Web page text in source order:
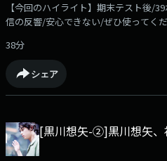
【今回のハイライト】期末テスト後/
信の反響/安心できない/ぜひ使ってく
ー/どれくらいでかい？/ラストのおまけ
radikoアプリでお聴きいただけます！
https://radiko.jp/podcast/channels/
38分
シェア
[黒川想矢-②]黒川想矢、